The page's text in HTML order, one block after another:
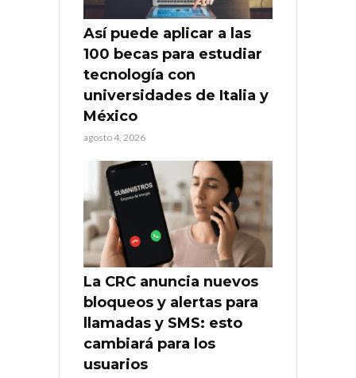
Así puede aplicar a las
100 becas para estudiar
tecnología con
universidades de Italia y
México
agosto 4, 2026
La CRC anuncia nuevos
bloqueos y alertas para
llamadas y SMS: esto
cambiará para los
usuarios